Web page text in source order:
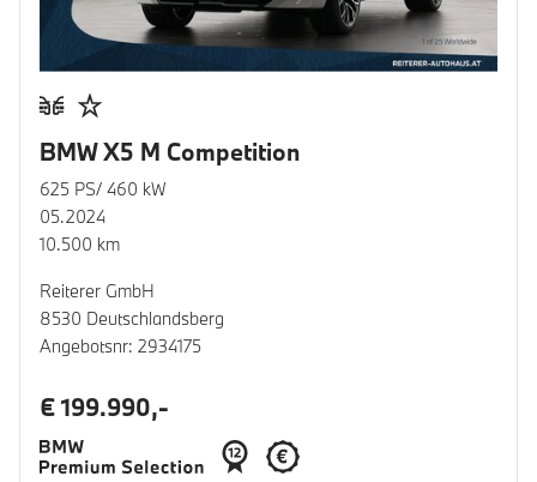
BMW X5 M Competition
625 PS/ 460 kW
05.2024
10.500 km
Reiterer GmbH
8530 Deutschlandsberg
Angebotsnr: 2934175
€ 199.990,-